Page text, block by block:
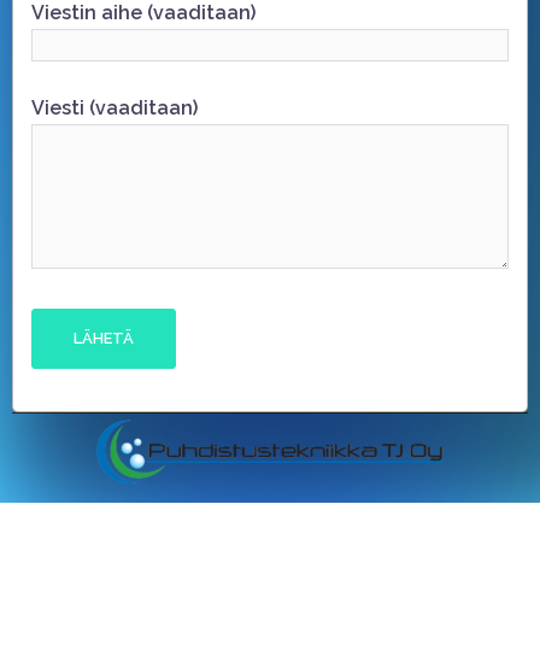
Viestin aihe (vaaditaan)
Viesti (vaaditaan)